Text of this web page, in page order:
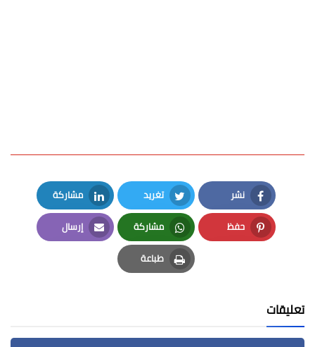
نشر
Facebook
تغريد
Twitter
مشاركة
LinkedIn
حفظ
Pinterest
مشاركة
Whatsapp
إرسال
Email
طباعة
Print
تعليقات